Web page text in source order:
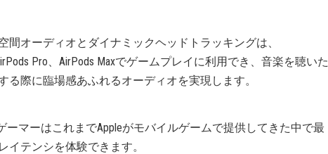
間オーディオとダイナミックヘッドトラッキングは、
Pro、AirPods Maxでゲームプレイに利用でき、音楽を聴いた
る際に臨場感あふれるオーディオを実現します。
ーマーはこれまでAppleがモバイルゲームで提供してきた中で最
イテンシを体験できます。